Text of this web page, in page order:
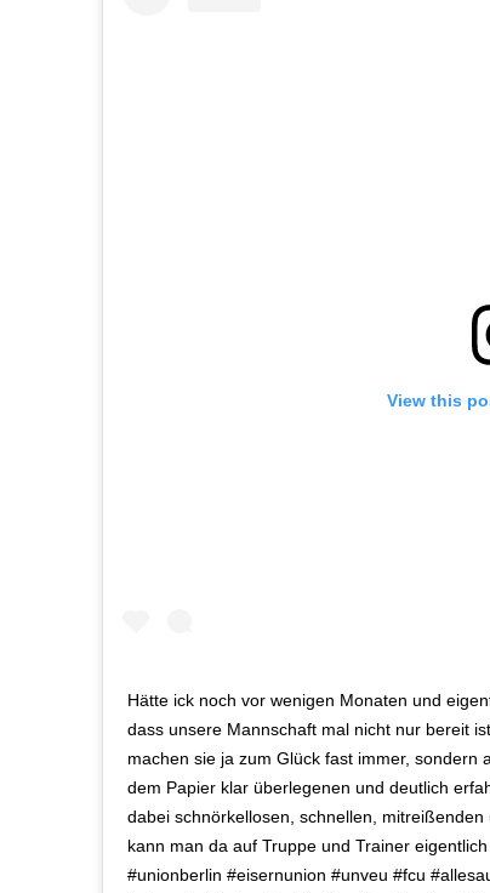
View this
Hätte ick noch vor wenigen Monaten und
dass unsere Mannschaft mal nicht nur bereit
machen sie ja zum Glück fast immer,
dem Papier klar überlegenen und deutlich
dabei schnörkellosen, schnellen,
kann man da auf Truppe und Trainer
#unionberlin #eisernunion #unveu #fcu